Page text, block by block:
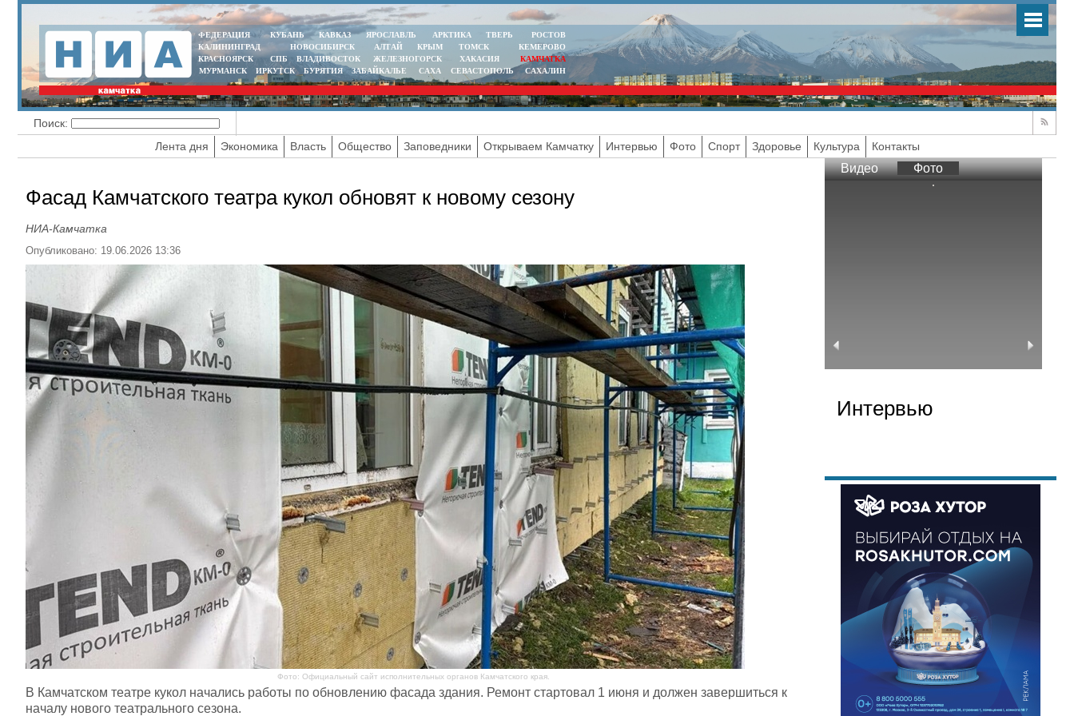
ФЕДЕРАЦИЯ КУБАНЬ КАВКАЗ ЯРОСЛАВЛЬ АРКТИКА ТВЕРЬ
РОСТОВ
КАЛИНИНГРАД
НОВОСИБИРСК АЛТАЙ КРЫМ ТОМСК
КЕМЕРОВО
КРАСНОЯРСК
СПБ ВЛАДИВОСТОК ЖЕЛЕЗНОГОРСК ХАКАСИЯ
КАМЧАТКА
МУРМАНСК
ИРКУТСК БУРЯТИЯ ЗАБАЙКАЛЬЕ САХА СЕВАСТОПОЛЬ САХАЛИН
Поиск:
Лента дня
Экономика Власть Общество Заповедники Открываем Камчатку Интервью Фото Спорт Здоровье Культура Контакты
Фасад Камчатского театра кукол обновят к новому сезону
НИА-Камчатка
Опубликовано: 19.06.2026 13:36
Фото: Официальный сайт исполнительных органов Камчатского края.
В Камчатском театре кукол начались работы по обновлению фасада здания. Ремонт стартовал 1 июня и должен завершиться к
началу нового театрального сезона.
Видео Фото
Интервью